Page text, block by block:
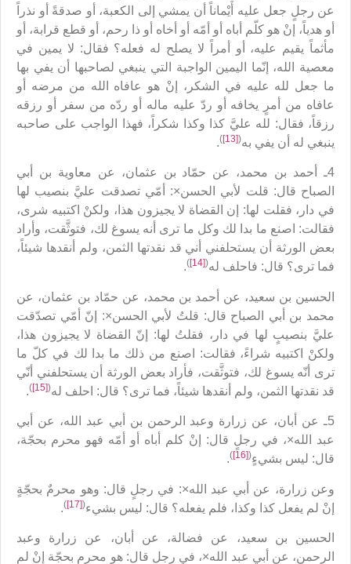
عن رجلٍ جعل عليه أَيْماناً أن يمشي إلى الكعبة، أو صدقةً أو نذراً
أو هدياً، إنْ هو كلّم أباه أو أمّه أو أخاه أو ذا رحم، أو قطع قرابة، أو
مأثماً يقيم عليه، أو أمراً لا يصلح له فعله؟ فقال: لا يمين في
معصية الله، إنّما اليمين الواجبة التي ينبغي لصاحبها أن يفي بها
ما جعل لله عليه في الشكر، إنْ هو عافاه الله من مرضه أو
عافاه من أمرٍ يخافه أو ردّ عليه ماله أو ردّه من سفر أو رزقه
رزقاً، فقال: لله عليَّ كذا وكذا شكراً، فهذا الواجب على صاحبه
ينبغي له أن يفي به(
[13]
)
.
4ـ أحمد بن محمد، عن حمّاد بن عثمان، عن معاوية بن أبي
الصباح قال: قلت لأبي‏ الحسن×: أمّي تصدقت عليَّ بنصيب لها
في دار، فقلت لها: إن القضاة لا يجيزون هذا، ولكنْ اكتبيه شرى،
فقالت: اصنع ما بدا لك وكل ما ترى أنه يسوغ لك، فتوثَّقت، وأراد
بعض الورثة أن يستحلفني أني قد نقدتها الثمن، ولم أنقدها شيئاً،
فما ترى؟ قال: فاحلف له‏(
[14]
)
.
الحسين بن سعيد، عن أحمد بن محمد، عن حمّاد بن عثمان، عن
محمد بن أبي الصباح قال: قلتُ لأبي الحسن×: إنّ أمّي تصدّقت
عليَّ بنصيبٍ لها في دار، فقلتُ لها: إنّ القضاة لا يجيزون هذا،
ولكنْ اكتبيه شراءً، فقالت: اصنع من ذلك ما بدا لك في كلّ ما
ترى أنّه يسوغ لك، فتوثَّقت، فأراد بعض الورثة أن يستحلفني أنّي
قد نقدتها الثمن، ولم أنقدها شيئاً، فما ترى؟ قال: احلف له(
[15]
)
‏.
5ـ عن أبان، عن زرارة وعبد الرحمن بن أبي عبد الله، عن أبي
عبد الله×، في رجلٍ قال: إنْ كلم أباه أو أمّه فهو محرم بحجّة،
قال: ليس بشي‏ءٍ(
[16]
)
.
وعن زرارة، عن أبي عبد الله×: في رجلٍ قال: وهو محرمٌ بحجّةٍ
إنْ لم يفعل كذا وكذا، فلم يفعله؟ قال: ليس بشي‏ء(
[17]
)
.
الحسين بن سعيد، عن فضالة، عن أبان، عن زرارة وعبد
الرحمن، عن أبي عبد الله×، في رجلٍ قال: هو محرم بحجّة إنْ لم